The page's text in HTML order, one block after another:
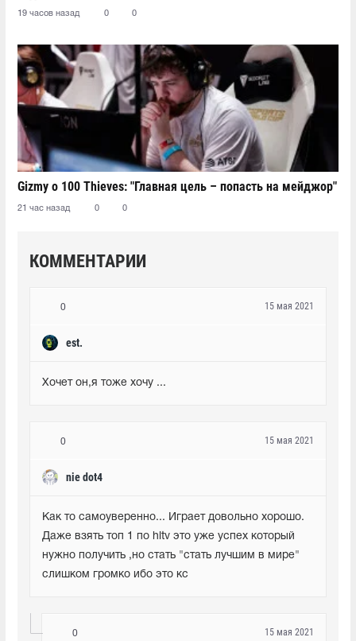
19 часов назад 0 0
Gizmy о 100 Thieves: "Главная цель – попасть на мейджор"
21 час назад 0 0
КОММЕНТАРИИ
0
est.
15 мая 2021
Хочет он,я тоже хочу ...
0
nie dot4
15 мая 2021
Как то самоуверенно... Играет довольно хорошо.
Даже взять топ 1 по hltv это уже успех который
нужно получить ,но стать "стать лучшим в мире"
слишком громко ибо это кс
0 15 мая 2021